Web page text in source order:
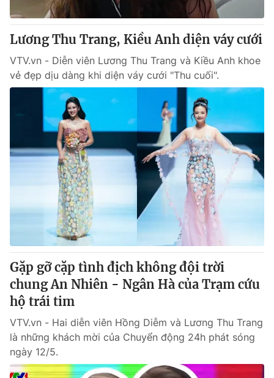
® Cấm sao chép dưới mọi hình thức nếu không có sự chấp
thuận bằng văn bản. Ghi rõ nguồn VTV.vn khi phát hành lại
thông tin từ website này.
Lương Thu Trang, Kiều Anh diện váy cưới
VTV.vn - Diễn viên Lương Thu Trang và Kiều Anh khoe
vẻ đẹp dịu dàng khi diện váy cưới "Thu cuối".
Gặp gỡ cặp tình địch không đội trời
chung An Nhiên - Ngân Hà của Trạm cứu
hộ trái tim
VTV.vn - Hai diễn viên Hồng Diễm và Lương Thu Trang
là những khách mời của Chuyển động 24h phát sóng
ngày 12/5.